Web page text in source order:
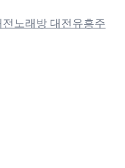
노래방 대전유흥주